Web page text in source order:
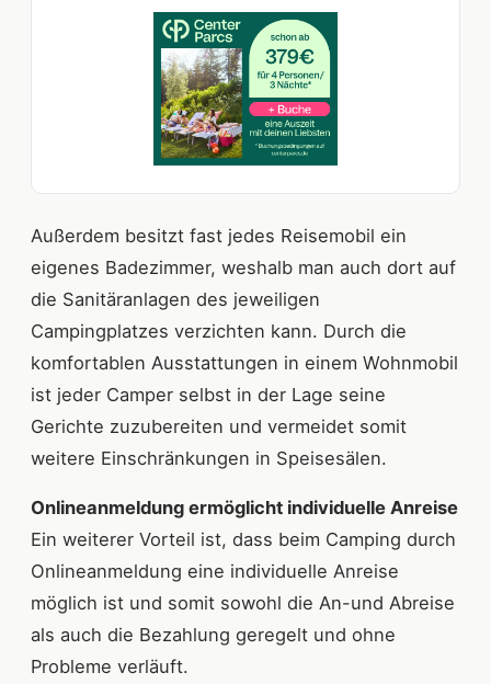
Außerdem besitzt fast jedes Reisemobil ein
eigenes Badezimmer, weshalb man auch dort auf
die Sanitäranlagen des jeweiligen
Campingplatzes verzichten kann. Durch die
komfortablen Ausstattungen in einem Wohnmobil
ist jeder Camper selbst in der Lage seine
Gerichte zuzubereiten und vermeidet somit
weitere Einschränkungen in Speisesälen.
Onlineanmeldung ermöglicht individuelle Anreise
Ein weiterer Vorteil ist, dass beim Camping durch
Onlineanmeldung eine individuelle Anreise
möglich ist und somit sowohl die An-und Abreise
als auch die Bezahlung geregelt und ohne
Probleme verläuft.